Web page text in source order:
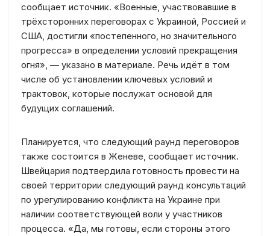
сообщает источник. «Военные, участвовавшие в
трёхсторонних переговорах с Украиной, Россией и
США, достигли «постепенного, но значительного
прогресса» в определении условий прекращения
огня», — указано в материале. Речь идёт в том
числе об установлении ключевых условий и
трактовок, которые послужат основой для
будущих соглашений.
Планируется, что следующий раунд переговоров
также состоится в Женеве, сообщает источник.
Швейцария подтвердила готовность провести на
своей территории следующий раунд консультаций
по урегулированию конфликта на Украине при
наличии соответствующей воли у участников
процесса. «Да, мы готовы, если стороны этого